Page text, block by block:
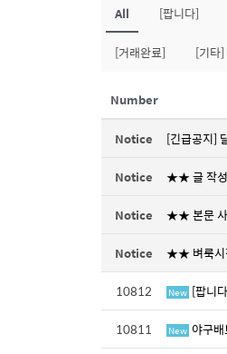
All [팝니다]
[거래완료] [기타]
Number
Notice [긴급공지]
Notice
★★ 글 작
Notice
★★ 본문
Notice
★★ 벼룩
10812
New [팝니
10811
New 야구